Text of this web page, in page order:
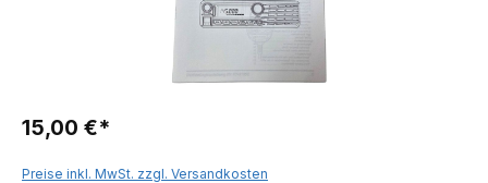
15,00 €*
Preise inkl. MwSt. zzgl. Versandkosten